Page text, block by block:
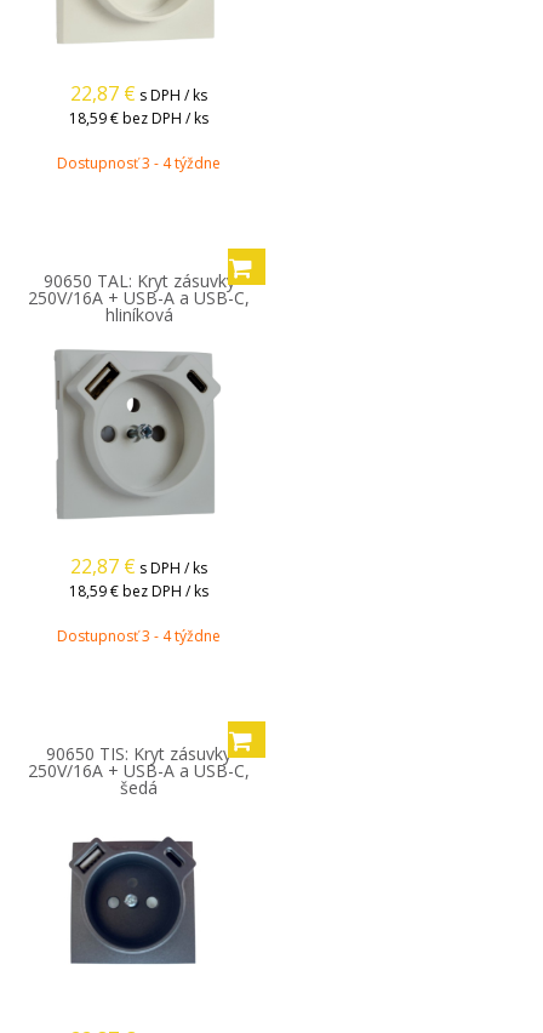
22,87 € s DPH / ks
18,59 €bez DPH / ks
Dostupnosť 3 - 4 týždne
90650 TAL: Kryt zásuvky
250V/16A + USB-A a USB-C,
hliníková
22,87 € s DPH / ks
18,59 €bez DPH / ks
Dostupnosť 3 - 4 týždne
90650 TIS: Kryt zásuvky
250V/16A + USB-A a USB-C,
šedá